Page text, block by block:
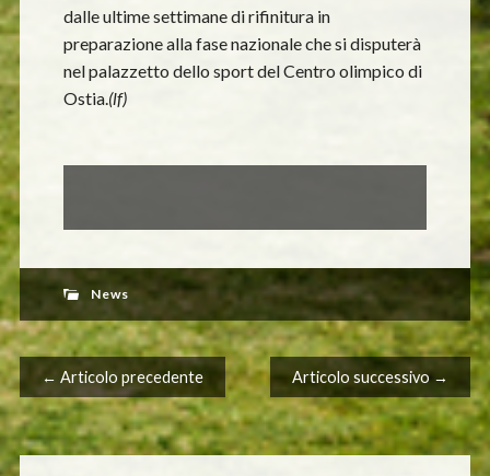
dalle ultime settimane di rifinitura in
preparazione alla fase nazionale che si disputerà
nel palazzetto dello sport del Centro olimpico di
Ostia.(lf)
News
Navigazione articolo
← Articolo precedente Articolo successivo →